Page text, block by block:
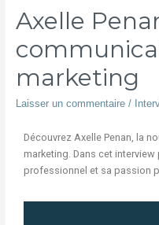
Axelle
marketing
Laisser un commentaire /
Découvrez Axelle Penan, la
marketing. Dans cet
professionnel et sa passion